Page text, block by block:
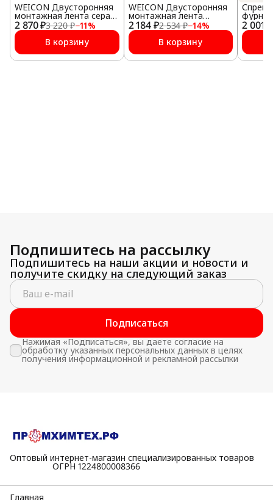
2 870 ₽3 220 ₽−11%
WEICON Двусторонняя
монтажная лента серая
(3 м)
В корзину
2 184 ₽2 534 ₽−14%
WEICON Двусторонняя
монтажная лента
прозрачная (3 м)
В корзину
2 001 ₽
Спрей
Подпишитесь на рассылку
Подпишитесь на наши акции и новости и
получите скидку на следующий заказ
Подписаться
Нажимая «Подписаться», вы даете согласие на
обработку указанных персональных данных в целях
получения информационной и рекламной рассылки
Оптовый интернет-магазин специализированных товаров
⠀⠀⠀⠀⠀⠀⠀ОГРН 1224800008366
Главная